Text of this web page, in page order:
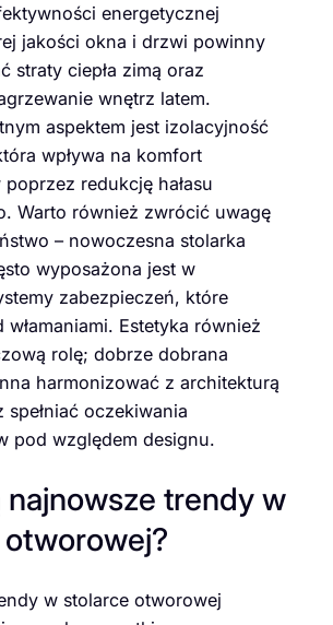
energetycznej
jakości okna i drzwi powinny
straty ciepła zimą oraz
wnętrz latem.
aspektem jest izolacyjność
wpływa na komfort
redukcję hałasu
Warto również zwrócić uwagę
– nowoczesna stolarka
wyposażona jest w
zabezpieczeń, które
Estetyka również
rolę; dobrze dobrana
harmonizować z architekturą
oczekiwania
pod względem designu.
najnowsze trendy w
w stolarce otworowej